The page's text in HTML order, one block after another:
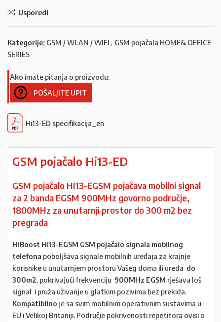
Usporedi
Kategorije: GSM / WLAN / WIFI , GSM pojačala HOME& OFFICE
SERIES
Ako imate pitanja o proizvodu:
POŠALJITE UPIT
Hi13-ED specifikacija_en
GSM pojačalo Hi13-ED
GSM pojačalo HI13-EGSM pojačava mobilni signal
za 2 banda EGSM 900MHz govorno područje,
1800MHz za unutarnji prostor do 300 m2 bez
pregrada
HiBoost Hi13-EGSM GSM pojačalo signala mobilnog
telefona poboljšava signale mobilnih uređaja za krajnje
korisnike u unutarnjem prostoru Vašeg doma ili ureda do
300m2, pokrivajući frekvenciju 900MHz EGSM rješava loš
signal i pruža uživanje u glatkim pozivima bez prekida.
Kompatibilno je sa svim mobilnim operativnim sustavima u
EU i Velikoj Britaniji. Područje pokrivenosti repetitora ovisi o